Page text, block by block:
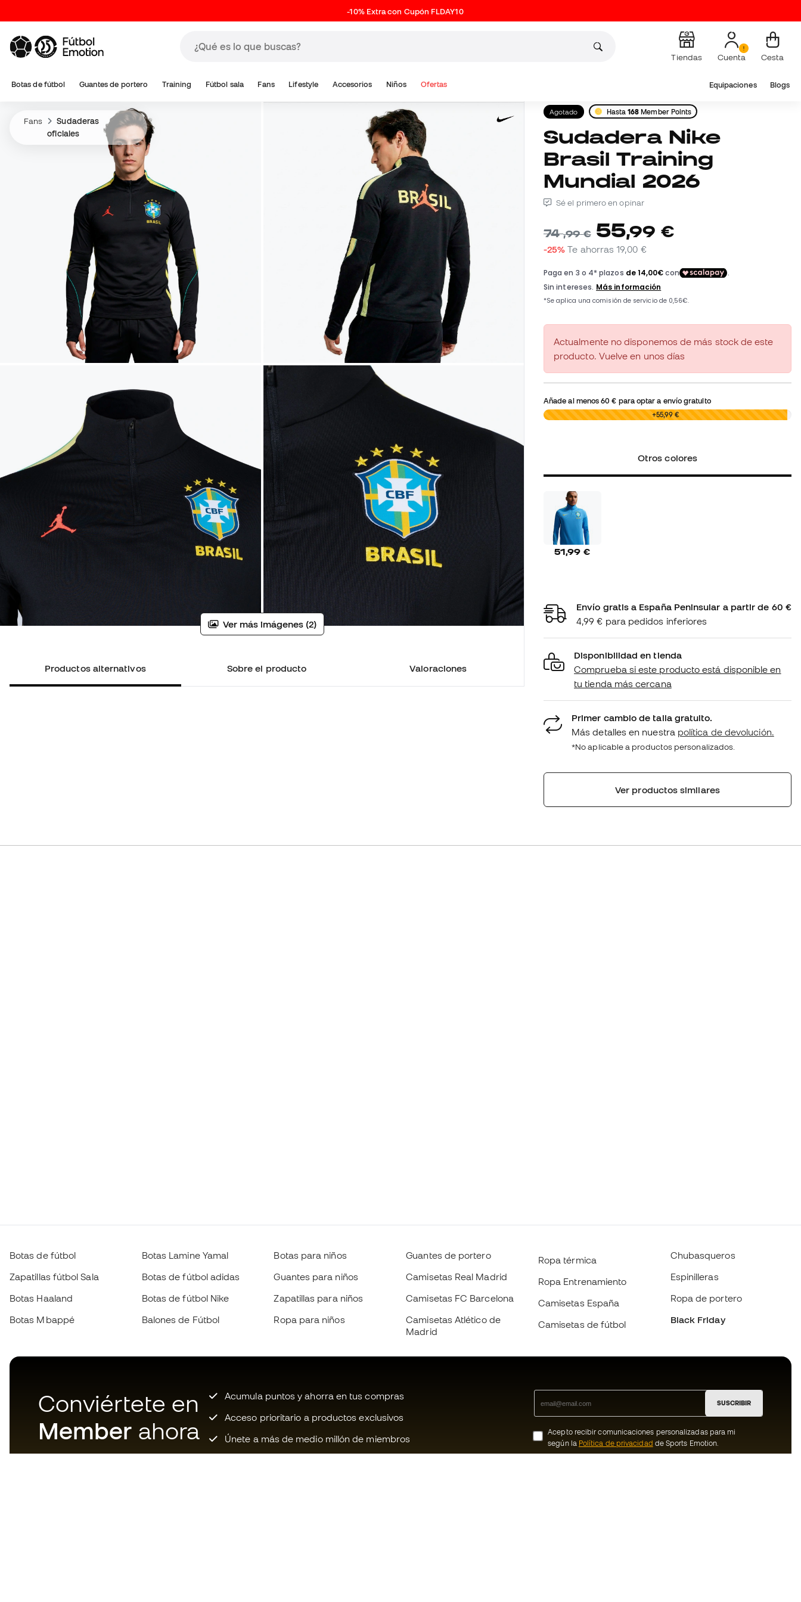
-10% Extra con Cupón FLDAY10
Tiendas Cuenta Cesta
Botas de fútbol Guantes de portero Training Fútbol sala Fans Lifestyle Accesorios Niños Ofertas Equipaciones Blogs
Fans
Sudaderas
oficiales
Ver más imágenes (2)
Productos alternativos Sobre el producto Valoraciones
Agotado Hasta168 Member Points
Sudadera Nike
Brasil Training
Mundial 2026
Sé el primero en opinar
74,99 € 55,99 €
-25% Te ahorras19,00 €
Actualmente no disponemos de más stock de este
producto. Vuelve en unos días
Añade al menos60 € para optar a envío gratuito
0,00 € +55,99 €
Otros colores
51,99 €
Envío gratis a España Peninsular a partir de 60 €
4,99 € para pedidos inferiores
Disponibilidad en tienda
Comprueba si este producto está disponible en
tu tienda más cercana
Primer cambio de talla gratuito.
Más detalles en nuestra política de devolución.
*No aplicable a productos personalizados.
Ver productos similares
Botas de fútbol
Zapatillas fútbol Sala
Botas Haaland
Botas Mbappé
Botas Lamine Yamal
Botas de fútbol adidas
Botas de fútbol Nike
Balones de Fútbol
Botas para niños
Guantes para niños
Zapatillas para niños
Ropa para niños
Guantes de portero
Camisetas Real Madrid
Camisetas FC Barcelona
Camisetas Atlético de
Madrid
Ropa térmica
Ropa Entrenamiento
Camisetas España
Camisetas de fútbol
Chubasqueros
Espinilleras
Ropa de portero
Black Friday
Conviértete en
Member ahora
Acumula puntos y ahorra en tus compras
Acceso prioritario a productos exclusivos
Únete a más de medio millón de miembros
SUSCRIBIR
Acepto recibir comunicaciones personalizadas para mi
según la Política de privacidad de Sports Emotion.